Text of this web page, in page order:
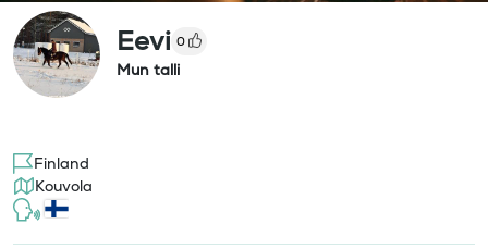
Eevi 0
Mun talli
Finland
Kouvola